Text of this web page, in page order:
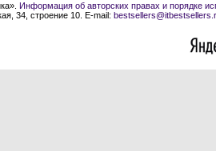
Информация об авторских правах и порядке
34, строение 10. E-mail: